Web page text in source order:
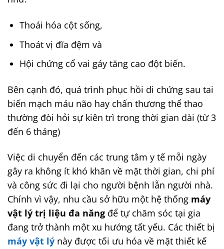
Thoái hóa cột sống,
Thoát vị đĩa đệm và
Hội chứng cổ vai gáy tăng cao đột biến.
Bên cạnh đó, quá trình phục hồi di chứng sau tai
biến mạch máu não hay chấn thương thể thao
thường đòi hỏi sự kiên trì trong thời gian dài (từ 3
đến 6 tháng)
Việc di chuyển đến các trung tâm y tế mỗi ngày
gây ra không ít khó khăn về mặt thời gian, chi phí
và công sức đi lại cho người bệnh lẫn người nhà.
Chính vì vậy, nhu cầu sở hữu một hệ thống máy
vật lý trị liệu đa năng để tự chăm sóc tại gia
đang trở thành một xu hướng tất yếu. Các thiết bị
máy vật lý này được tối ưu hóa về mặt thiết kế